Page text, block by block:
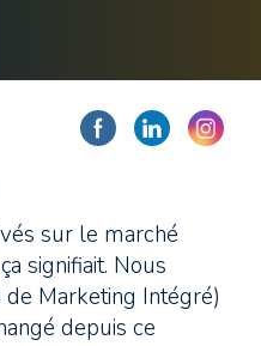
sur le marché
signifiait. Nous
Marketing Intégré)
depuis ce